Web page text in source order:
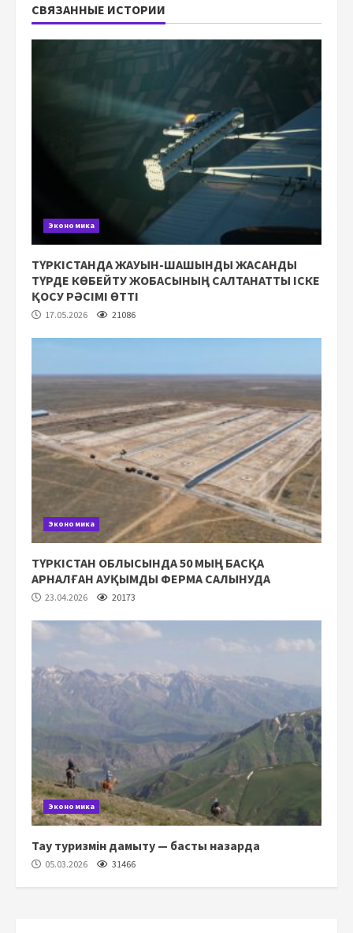
СВЯЗАННЫЕ ИСТОРИИ
Экономика
ТҮРКІСТАНДА ЖАУЫН-ШАШЫНДЫ ЖАСАНДЫ
ТҮРДЕ КӨБЕЙТУ ЖОБАСЫНЫҢ САЛТАНАТТЫ ІСКЕ
ҚОСУ РӘСІМІ ӨТТІ
17.05.2026 21086
Экономика
ТҮРКІСТАН ОБЛЫСЫНДА 50 МЫҢ БАСҚА
АРНАЛҒАН АУҚЫМДЫ ФЕРМА САЛЫНУДА
23.04.2026 20173
Экономика
Тау туризмін дамыту — басты назарда
05.03.2026 31466